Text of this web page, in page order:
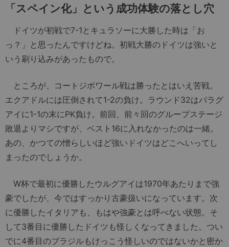
「スペイン化」という成功体験の落とし穴
ドイツが初戦で7-1とキュラソーに大勝した時は「お
っ？」と思ったんですけどね。初戦大勝のドイツは強いと
いう刷り込みがあったもので。
ところが、コートジボワール戦は勝ったとはいえ苦戦。
エクアドルには圧倒されて1-2の負け。ラウンド32はパラグ
アイに1-1の末にPK負け。前回、前々回のグループステージ
敗退よりマシですが、ベスト16に入れなかったのは一緒。
あの、かつての憎らしいほど強いドイツはどこへいってし
まったのでしょうか。
W杯で最初に優勝したウルグアイは1970年あたりまで強
豪でしたが、今ではすっかり古豪扱いになっています。次
に優勝したイタリアも、もはや強豪とは呼べない状態。そ
して3番目に優勝したドイツも怪しくなってきました。つい
でに4番目のブラジルもけっこう怪しいのではないかと密か